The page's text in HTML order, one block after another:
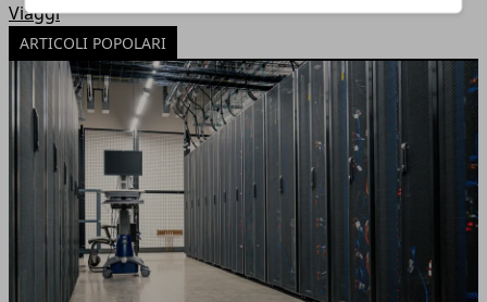
Viaggi
ARTICOLI POPOLARI